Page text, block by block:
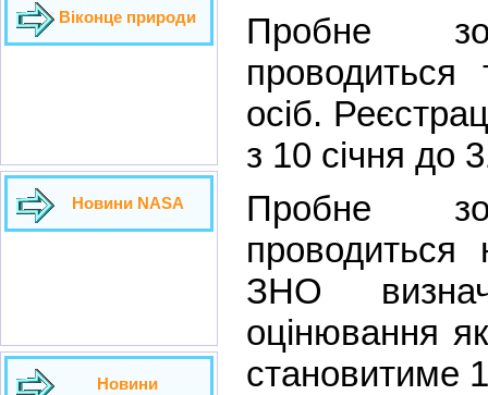
Віконце природи
Новини NASA
Новини
Пробне
проводиться
осіб.
з 10 січня до
Пробне
проводиться
ЗНО
оцінювання
становитиме